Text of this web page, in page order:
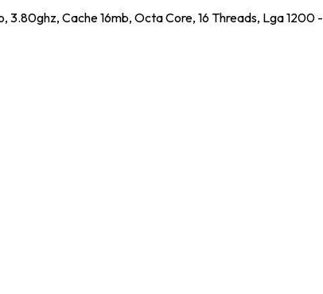
3.80ghz, Cache 16mb, Octa Core, 16 Threads, Lga 1200 -